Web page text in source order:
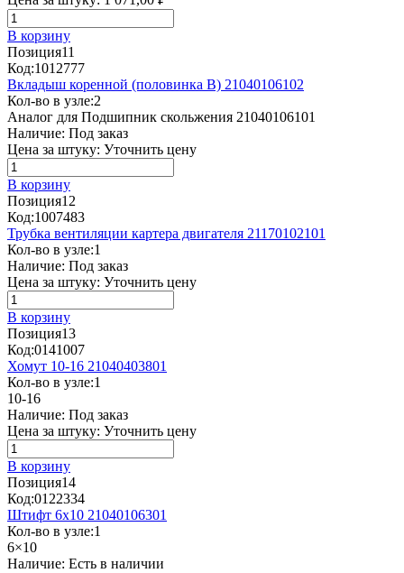
В корзину
Позиция11
Код:1012777
Вкладыш коренной (половинка В) 21040106102
Кол-во в узле:2
Аналог для Подшипник скольжения 21040106101
Наличие: Под заказ
Цена за штуку: Уточнить цену
В корзину
Позиция12
Код:1007483
Трубка вентиляции картера двигателя 21170102101
Кол-во в узле:1
Наличие: Под заказ
Цена за штуку: Уточнить цену
В корзину
Позиция13
Код:0141007
Хомут 10-16 21040403801
Кол-во в узле:1
10-16
Наличие: Под заказ
Цена за штуку: Уточнить цену
В корзину
Позиция14
Код:0122334
Штифт 6х10 21040106301
Кол-во в узле:1
6×10
Наличие: Есть в наличии